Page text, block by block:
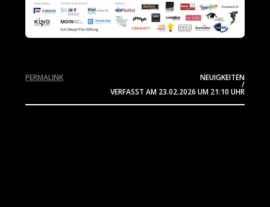
NEUIGKEITEN
/
VERFASST AM 23.02.2026 UM 21:10 UHR
PERMALINK